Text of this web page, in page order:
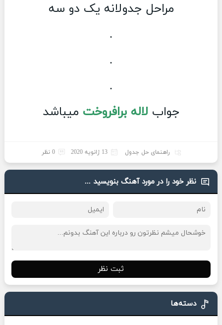
مراحل جدولانه یک دو سه
.
.
.
جواب لاله برافروخت میباشد
راهنمای حل جدول 13 ژانویه 2020 0 نظر
نظر خود را در مورد آهنگ بنویسید ...
ثبت نظر
دسته‌ها